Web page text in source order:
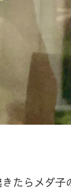
たらメダ子